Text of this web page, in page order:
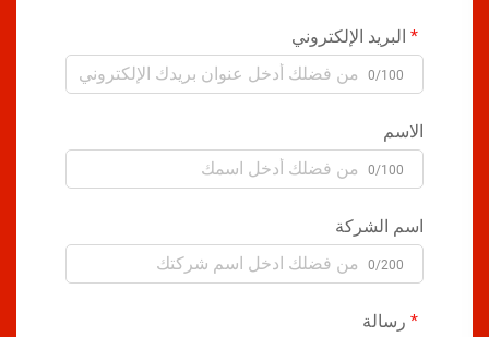
البريد الإلكتروني
0/100
الاسم
0/100
اسم الشركة
0/200
رسالة